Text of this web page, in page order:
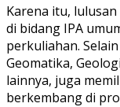
Karena itu,
di bidang IPA
perkuliahan.
Geomatika,
lainnya, juga
berkembang di